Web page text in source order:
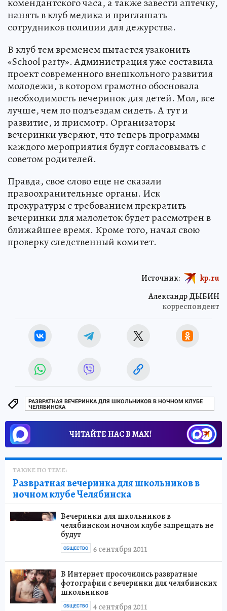
комендантского часа, а также завести аптечку,
нанять в клуб медика и приглашать
сотрудников полиции для дежурства.
В клуб тем временем пытается узаконить
«School party». Администрация уже составила
проект современного внешкольного развития
молодежи, в котором грамотно обосновала
необходимость вечеринок для детей. Мол, все
лучше, чем по подъездам сидеть. А тут и
развитие, и присмотр. Организаторы
вечеринки уверяют, что теперь программы
каждого мероприятия будут согласовывать с
советом родителей.
Правда, свое слово еще не сказали
правоохранительные органы. Иск
прокуратуры с требованием прекратить
вечеринки для малолеток будет рассмотрен в
ближайшее время. Кроме того, начал свою
проверку следственный комитет.
Александр ДЫБИН
корреспондент
Источник: kp.ru
РАЗВРАТНАЯ ВЕЧЕРИНКА ДЛЯ ШКОЛЬНИКОВ В НОЧНОМ КЛУБЕ
ЧЕЛЯБИНСКА
ЧИТАЙТЕ НАС В МАХ!
ТАКЖЕ ПО ТЕМЕ:
Развратная вечеринка для школьников в
ночном клубе Челябинска
Вечеринки для школьников в
челябинском ночном клубе запрещать не
будут
6 сентября 2011
ОБЩЕСТВО
В Интернет просочились развратные
фотографии с вечеринки для челябинских
школьников
4 сентября 2011
ОБЩЕСТВО